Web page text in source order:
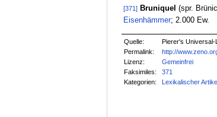
[371] Bruniquel (spr.
Eisenhämmer; 2.000 Ew.
Quelle:
Pierer's Universal-
Permalink:
http://
Lizenz:
Gemeinfrei
Faksimiles:
371
Kategorien:
Lexikalischer Artikel